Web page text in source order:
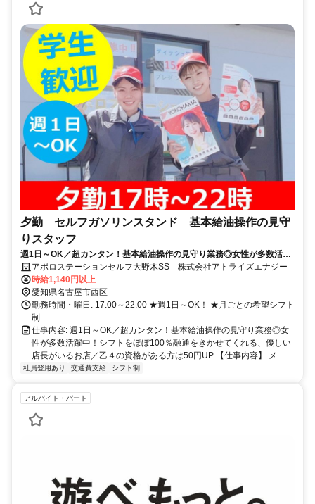
夕勤 セルフガソリンスタンド 基本給油操作の見守
りスタッフ
週1日～OK／超カンタン！基本給油操作の見守り業務◎女性が多数活躍
中！シフトをほぼ100％融通をきかせてくれる、優しい店長がいるお店
／乙４の資格がある方は50円UP
アポロステーションセルフ大野木SS 株式会社アトライズエナジー
時給1,140円以上
愛知県名古屋市西区
勤務時間・曜日: 17:00～22:00 ★週1日～OK！ ★月ごとの希望シフト
制
仕事内容: 週1日～OK／超カンタン！基本給油操作の見守り業務◎女
性が多数活躍中！シフトをほぼ100％融通をきかせてくれる、優しい
店長がいるお店／乙４の資格がある方は50円UP 【仕事内容】 メ...
社員登用あり 交通費支給 シフト制
アルバイト・パート